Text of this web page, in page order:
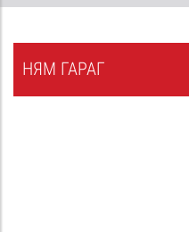
НЯМ ГАРАГ